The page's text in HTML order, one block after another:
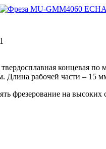
концевая по
Длина рабочей части – 15
фрезерование на